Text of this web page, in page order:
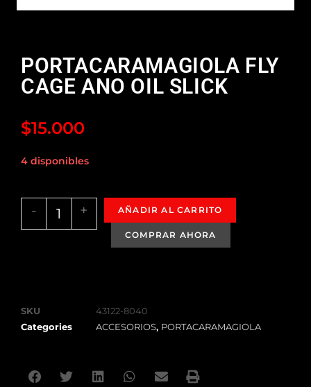
PORTACARAMAGIOLA FLY
CAGE ANO OIL SLICK
$15.000
4 disponibles
- + AÑADIR AL CARRITO
SKU
43122-8040
Categories
ACCESORIOS, PORTACARAMAGIOLA